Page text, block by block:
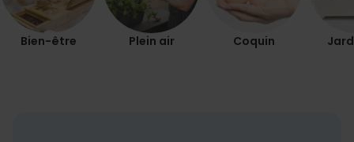
Bien-être Plein air Coquin